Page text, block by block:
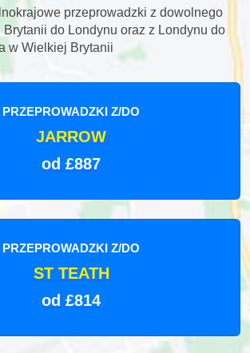
przeprowadzki z dowolnego
do Londynu oraz z Londynu do
w Wielkiej Brytanii
PRZEPROWADZKI Z/DO
JARROW
od £887
PRZEPROWADZKI Z/DO
ST TEATH
od £814